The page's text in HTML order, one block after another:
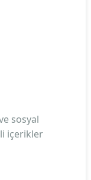
sosyal
içerikler